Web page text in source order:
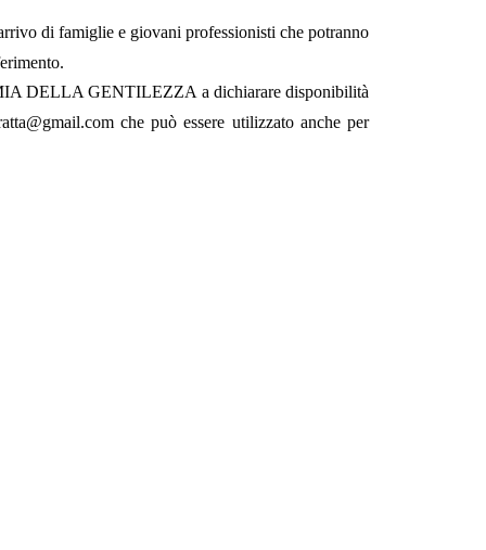
di famiglie e giovani professionisti che potranno
DELLA GENTILEZZA a dichiarare disponibilità
che può essere utilizzato anche per